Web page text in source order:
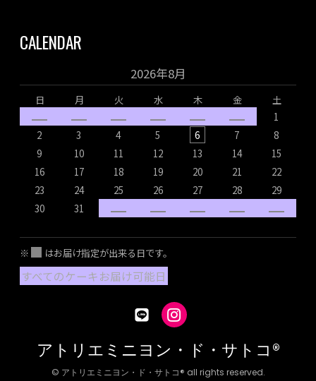
CALENDAR
2026年8月
日 月 火 水 木 金
土
1
2
3 4 5 6 7
8
9
10 11 12 13 14
15
16
17 18 19 20 21
22
23
24 25 26 27 28
29
30
31
※ はお届け指定が出来る日です。
すべてのケーキお届け可能日
アトリエミニヨン・ド・サトコ®
© アトリエミニヨン・ド・サトコ® all rights reserved.